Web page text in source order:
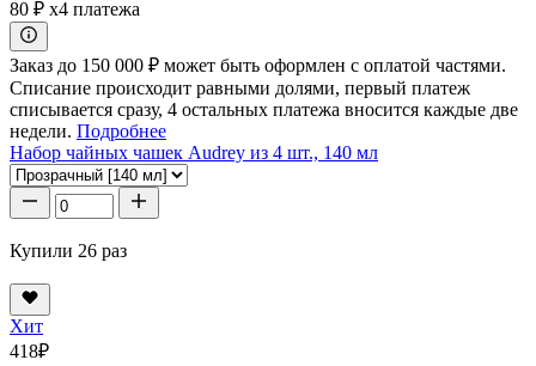
80 ₽ x4 платежа
Заказ до 150 000 ₽ может быть оформлен с оплатой частями.
Списание происходит равными долями, первый платеж
списывается сразу, 4 остальных платежа вносится каждые две
недели. Подробнее
Набор чайных чашек Audrey из 4 шт., 140 мл
Купили 26 раз
Хит
418₽